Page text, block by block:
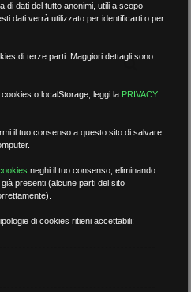
di dati del tutto anonimi, utili a scopo
dati verrà utilizzato per identificarti o per
di terze parti. Maggiori dettagli sono
o localStorage, leggi la PRIVACY
il tuo consenso a questo sito di salvare
neghi il tuo consenso, eliminando
presenti (alcune parti del sito
di cookies ritieni accettabili: